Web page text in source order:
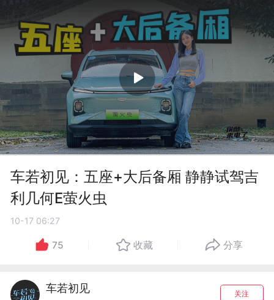
车若初见：五座+大后备厢 静静试驾吉
利几何E萤火虫
10-17 06:27
75 收藏 分享
车若初见 关注